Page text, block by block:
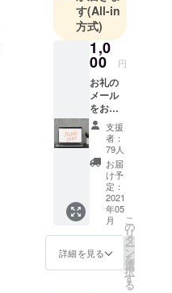
ラウドファ
ンディング
に挑戦。301
1,944,252
円、目標に
対し129%の
ご支援をい
ただき、無
事成功。
2021年６月
に無事、一
般社団法人
化致しまし
た。たくさ
す(All-in
方式)
1,0
00 円
お礼の
メール
をお送
りいた
します
支援
者：
79人
お届
け予
定：
2021
年05
月
詳細を見る
こ
の
リ
タ
ー
ン
を
選
択
す
る